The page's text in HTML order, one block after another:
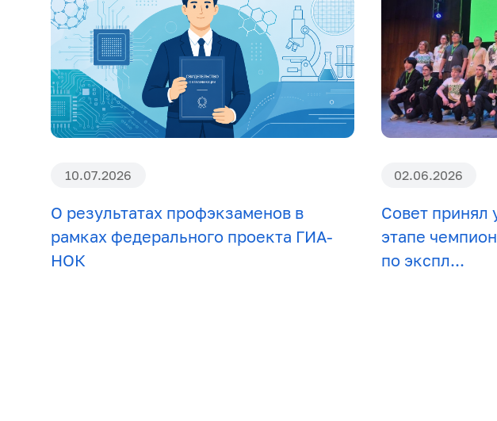
10.07.2026
О результатах профэкзаменов в
рамках федерального проекта ГИА-
НОК
02.06.2026
Совет принял
этапе
по экспл...